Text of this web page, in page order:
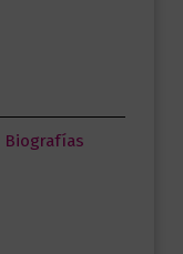
Biografías